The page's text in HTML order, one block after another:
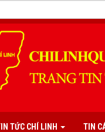
TỨC CHÍ LINH TIN